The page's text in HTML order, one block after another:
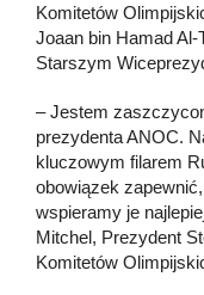
Komitetów
Joaan bin Hamad
Starszym
– Jestem
prezydenta ANOC.
kluczowym filarem
obowiązek
wspieramy je
Mitchel, Prezydent
Komitetów